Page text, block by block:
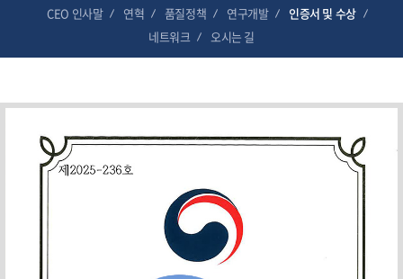
CEO 인사말 연혁 품질정책 연구개발
인증서 및 수상
네트워크
오시는 길